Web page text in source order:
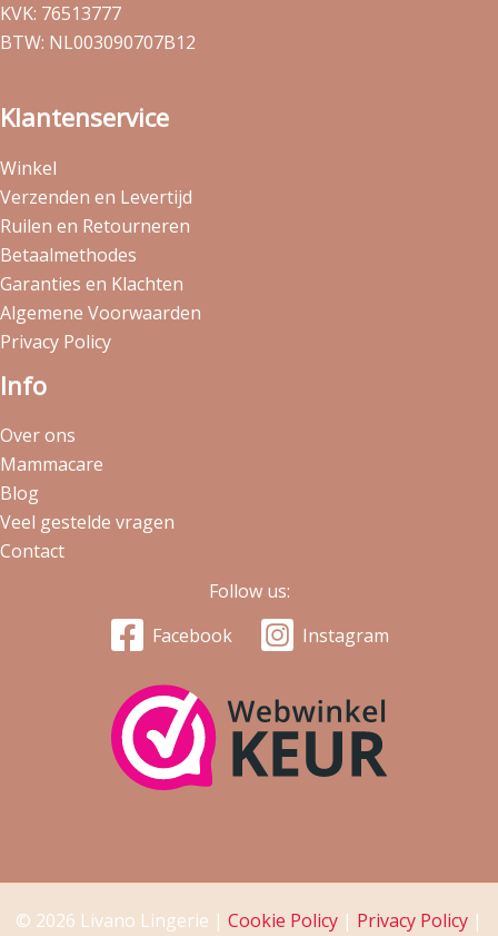
KVK: 76513777
BTW: NL003090707B12
Klantenservice
Winkel
Verzenden en Levertijd
Ruilen en Retourneren
Betaalmethodes
Garanties en Klachten
Algemene Voorwaarden
Privacy Policy
Info
Over ons
Mammacare
Blog
Veel gestelde vragen
Contact
Follow us:
Facebook
Instagram
© 2026 Livano Lingerie | Cookie Policy | Privacy Policy |